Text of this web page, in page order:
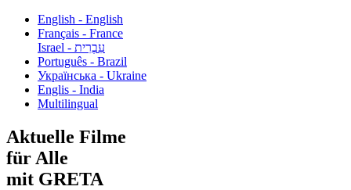
English - English
Français - France
עִבְרִית - Israel
Português - Brazil
Українська - Ukraine
Englis - India
Multilingual
Aktuelle Filme
für Alle
mit GRETA